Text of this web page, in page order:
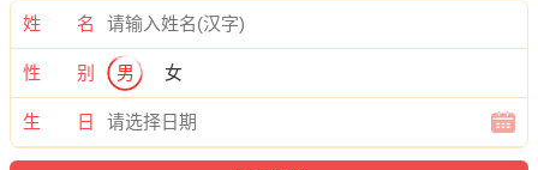
姓 名
性 别 男 女
生 日